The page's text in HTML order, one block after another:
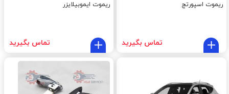
ریموت اسپورتج
تماس بگیرید
ریموت ایموبیلایزر
تماس بگیرید